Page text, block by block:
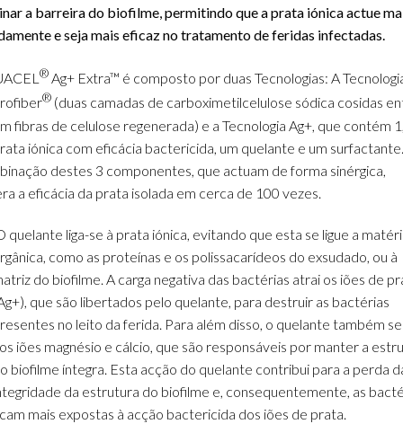
a barreira do biofilme, permitindo que a prata iónica actue
e seja mais eficaz no tratamento de feridas infectadas.
®Ag+ Extra™ é composto por duas Tecnologias: A
® (duas camadas de carboximetilcelulose sódica cosidas
fibras de celulose regenerada) e a Tecnologia Ag+, que contém
iónica com eficácia bactericida, um quelante e um
destes 3 componentes, que actuam de forma sinérgica,
a eficácia da prata isolada em cerca de 100 vezes.
quelante liga-se à prata iónica, evitando que esta se ligue a
como as proteínas e os polissacarídeos do exsudado, ou à
do biofilme. A carga negativa das bactérias atrai os iões de
que são libertados pelo quelante, para destruir as bactérias
no leito da ferida. Para além disso, o quelante também se
iões magnésio e cálcio, que são responsáveis por manter a
biofilme íntegra. Esta acção do quelante contribui para a perda
da estrutura do biofilme e, consequentemente, as
mais expostas à acção bactericida dos iões de prata.